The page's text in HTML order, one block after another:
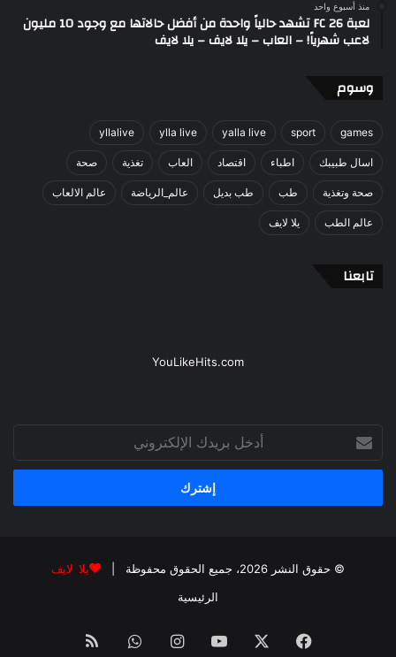
منذ أسبوع واحد
لعبة FC 26 تشهد حالياً واحدة من أفضل حالاتها مع وجود 10 مليون
لاعب شهرياً! – العاب – يلا لايف – يلا لايف
وسوم
games
sport
yalla live
ylla live
yllalive
اسال طبيبك اطباء اقتصاد العاب تغذية صحة
صحة وتغذية طب طب بديل عالم_الرياضة عالم الالعاب
عالم الطب يلا لايف
تابعنا
YouLikeHits.com
أدخل
بريدك
الإلكتروني
© حقوق النشر 2026، جميع الحقوق محفوظة | يلا لايف
الرئيسية
فيسبوك ‫YouTubeانستقرامواتساب